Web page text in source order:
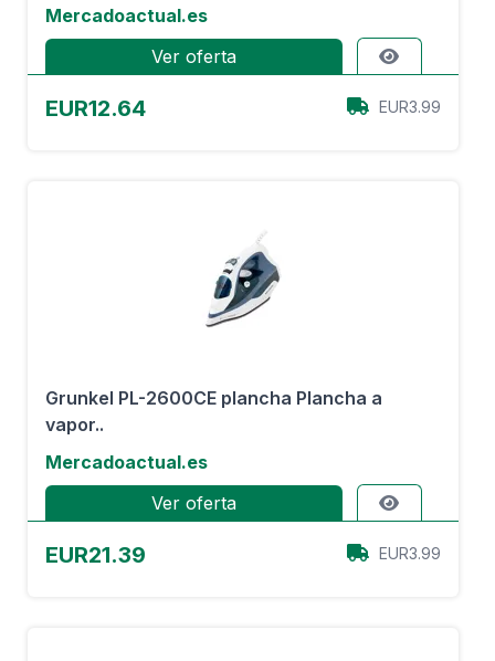
Mercadoactual.es
Ver oferta
EUR12.64 EUR3.99
Grunkel PL-2600CE plancha Plancha a
vapor..
Mercadoactual.es
Ver oferta
EUR21.39 EUR3.99